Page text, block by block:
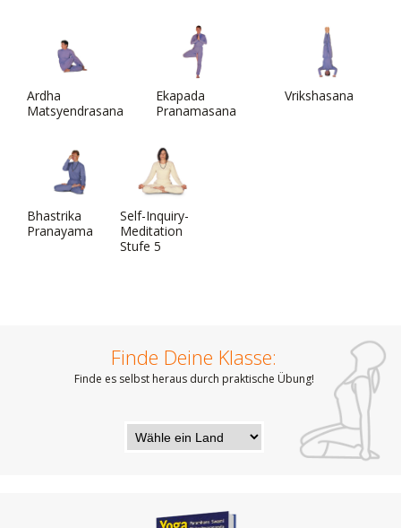
Ardha
Matsyendrasana
Ekapada
Pranamasana
Vrikshasana
Bhastrika
Pranayama
Self-Inquiry-
Meditation
Stufe 5
Finde Deine Klasse:
Finde es selbst heraus durch praktische Übung!